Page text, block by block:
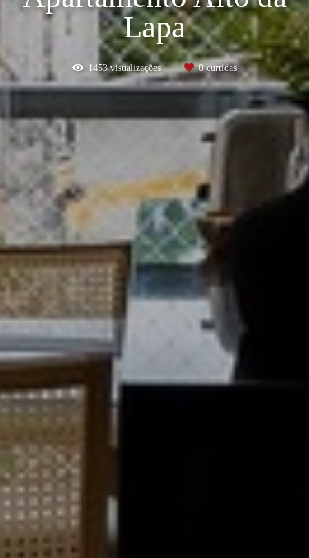
Lapa
1453visualizações 0curtidas